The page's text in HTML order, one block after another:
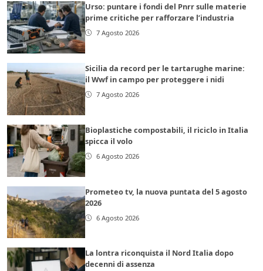
Urso: puntare i fondi del Pnrr sulle materie
prime critiche per rafforzare l’industria
7 Agosto 2026
Sicilia da record per le tartarughe marine:
il Wwf in campo per proteggere i nidi
7 Agosto 2026
Bioplastiche compostabili, il riciclo in Italia
spicca il volo
6 Agosto 2026
Prometeo tv, la nuova puntata del 5 agosto
2026
6 Agosto 2026
La lontra riconquista il Nord Italia dopo
decenni di assenza